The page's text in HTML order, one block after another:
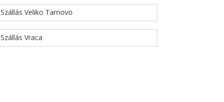
Szállás Veliko Tarnovo
Szállás Vraca